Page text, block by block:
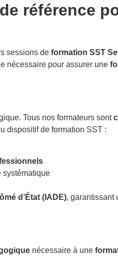
référence
sessions de formation SST
nécessaire pour assurer une
Tous nos formateurs sont
dispositif de formation SST :
systématique
d’État (IADE), garantissant
nécessaire à une